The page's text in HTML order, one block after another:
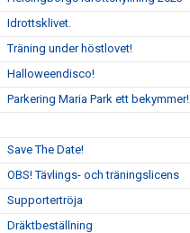
Idrottsklivet.
Träning under höstlovet!
Halloweendisco!
Parkering Maria Park ett bekymmer!
Save The Date!
OBS! Tävlings- och träningslicens
Supportertröja
Dräktbeställning